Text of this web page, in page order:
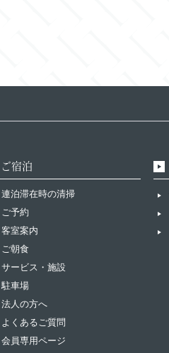
ご宿泊
連泊滞在時の清掃
ご予約
客室案内
ご朝食
サービス・施設
駐車場
法人の方へ
よくあるご質問
会員専用ページ